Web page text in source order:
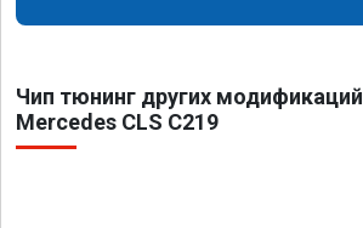
Чип тюнинг других модификаций
Mercedes CLS C219